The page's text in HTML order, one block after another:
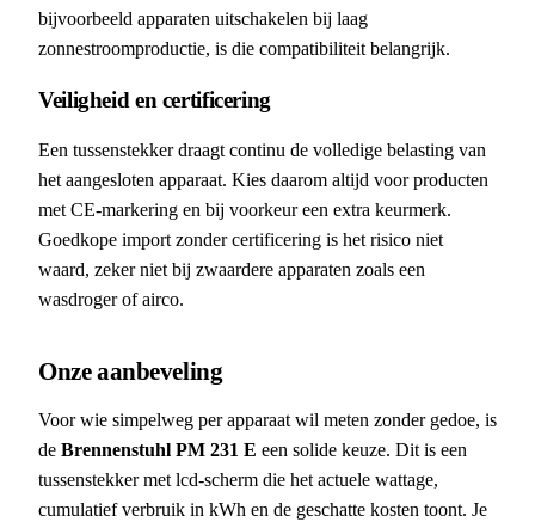
bijvoorbeeld apparaten uitschakelen bij laag
zonnestroomproductie, is die compatibiliteit belangrijk.
Veiligheid en certificering
Een tussenstekker draagt continu de volledige belasting van
het aangesloten apparaat. Kies daarom altijd voor producten
met CE-markering en bij voorkeur een extra keurmerk.
Goedkope import zonder certificering is het risico niet
waard, zeker niet bij zwaardere apparaten zoals een
wasdroger of airco.
Onze aanbeveling
Voor wie simpelweg per apparaat wil meten zonder gedoe, is
de Brennenstuhl PM 231 E een solide keuze. Dit is een
tussenstekker met lcd-scherm die het actuele wattage,
cumulatief verbruik in kWh en de geschatte kosten toont. Je